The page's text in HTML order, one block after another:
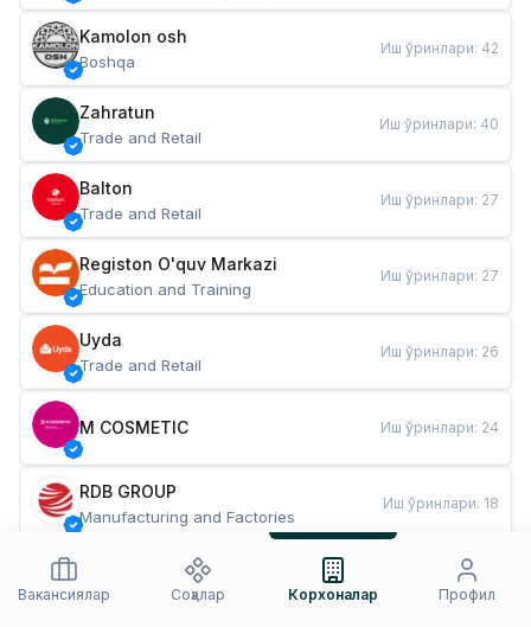
Kamolon osh
Boshqa
Иш ўринлари: 42
Zahratun
Trade and Retail
Иш ўринлари: 40
Balton
Trade and Retail
Иш ўринлари: 27
Registon O'quv Markazi
Education and Training
Иш ўринлари: 27
Uyda
Trade and Retail
Иш ўринлари: 26
M COSMETIC Иш ўринлари: 24
RDB GROUP
Manufacturing and Factories
Иш ўринлари: 18
Restaurants and Fast Food
Иш ўринлари
Вакансиялар
Соҳалар Корхоналар Профил